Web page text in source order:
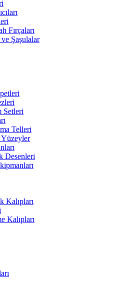
Fırçaları
Şaşulalar
Setleri
Telleri
Desenleri
Kalıpları
Kalıpları